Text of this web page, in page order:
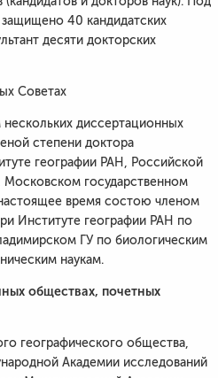
40 кандидатских
десяти докторских
Советах
диссертационных
степени доктора
географии РАН, Российской
Московском государственном
время состою членом
Институте географии РАН по
ГУ по биологическим
наукам.
обществах, почетных
географического общества,
Академии исследований